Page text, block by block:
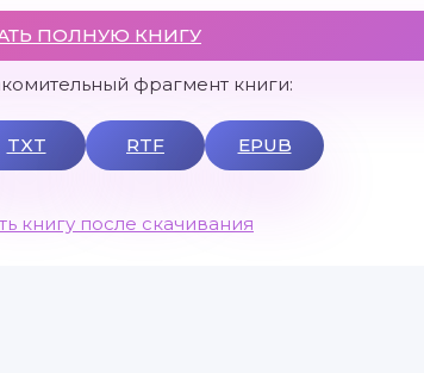
ПОЛНУЮ КНИГУ
фрагмент книги:
TXT RTF EPUB
книгу после скачивания